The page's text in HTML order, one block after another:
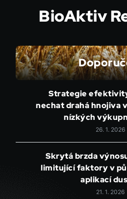
BioAktiv
Strategie
nechat drahá hnojiva
nízkých
26. 1. 2026
Skrytá brzda
limitující faktory v
aplikací
21. 1. 2026